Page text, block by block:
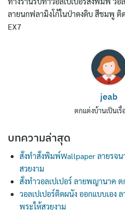
ลายนกฟลามิงโก้ในป่าดงดิบ สีชมพู
EX7
jeab
ตกแต่งบ้านเป็นเรื่
บทความล่าสุด
สั่งทำสั่งพิมพ์Wallpaper ลายรจ
สวยงาม
สั่งทำวอลเปเปอร์ ลายพญานาค
วอลเปเปอร์ติดผนัง ออกแบบเอง
พระให้สวยงาม